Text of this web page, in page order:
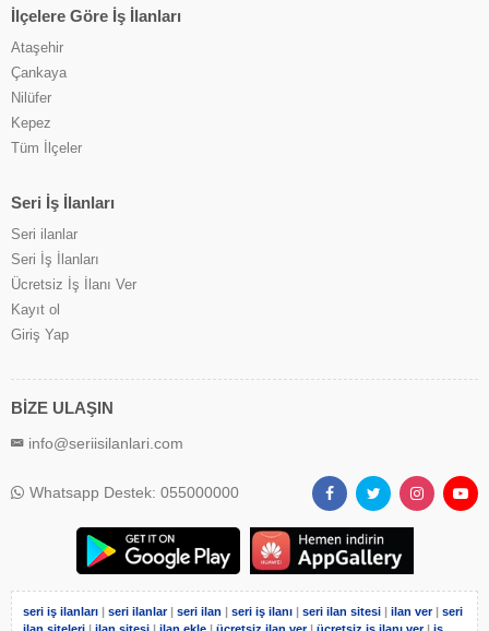
İlçelere Göre İş İlanları
Ataşehir
Çankaya
Nilüfer
Kepez
Tüm İlçeler
Seri İş İlanları
Seri ilanlar
Seri İş İlanları
Ücretsiz İş İlanı Ver
Kayıt ol
Giriş Yap
BİZE ULAŞIN
info@seriisilanlari.com
Whatsapp Destek: 055000000
seri iş ilanları | seri ilanlar| seri ilan | seri iş ilanı | seri ilan sitesi | ilan ver| seri